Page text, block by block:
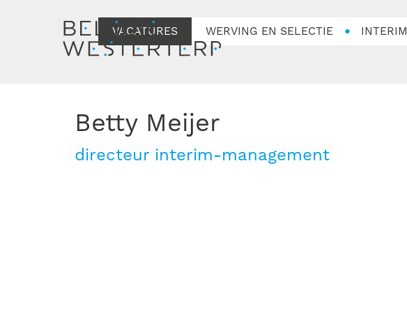
VACATURES WERVING EN SELECTIE INTERIM
Betty Meijer
directeur interim-management